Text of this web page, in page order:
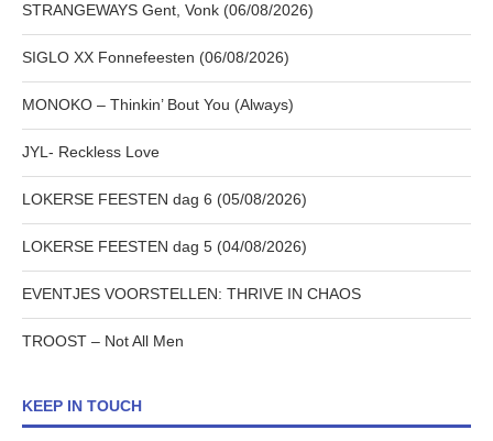
STRANGEWAYS Gent, Vonk (06/08/2026)
SIGLO XX Fonnefeesten (06/08/2026)
MONOKO – Thinkin’ Bout You (Always)
JYL- Reckless Love
LOKERSE FEESTEN dag 6 (05/08/2026)
LOKERSE FEESTEN dag 5 (04/08/2026)
EVENTJES VOORSTELLEN: THRIVE IN CHAOS
TROOST – Not All Men
KEEP IN TOUCH